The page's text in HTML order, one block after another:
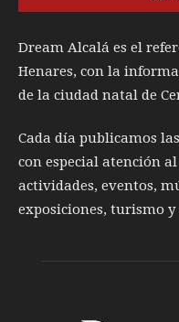
Dream Alcalá es el
Henares, con la
de la ciudad natal de
Cada día publicamos
con especial atención
actividades, eventos,
exposiciones, turismo y